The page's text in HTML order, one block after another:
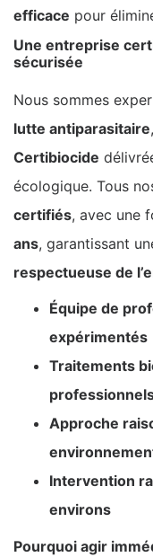
efficace pour
Une entreprise
sécurisée
Nous sommes
lutte antiparasitaire
Certibiocide
écologique. Tous
certifiés, avec une
ans, garantissant
respectueuse de
Équipe de
expérimentés
Traitements
Approche
Intervention
environs
Pourquoi agir